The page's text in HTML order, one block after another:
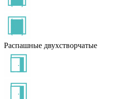
Распашные двухстворчатые